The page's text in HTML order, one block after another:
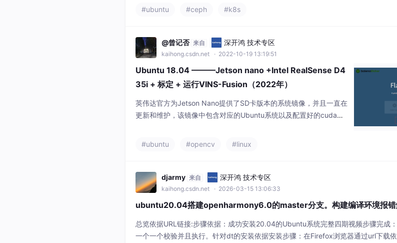
#ubuntu #ceph #k8s
@曾记否 来自 深开鸿 技术专区
kaihong.csdn.net · 2022-10-19 13:19:51
Ubuntu 18.04 ———Jetson nano +Intel RealSense D4
35i + 标定 + 运行VINS-Fusion（2022年）
英伟达官方为Jetson Nano提供了SD卡版本的系统镜像，并且一直在
更新和维护，该镜像中包含对应的Ubuntu系统以及配置好的cuda环
如果我们要进行屏幕显示的启动，除了连接的HDMI显示器，鼠标和
#ubuntu #opencv #linux
djarmy 来自 深开鸿 技术专区
kaihong.csdn.net · 2026-03-15 13:06:33
ubuntu20.04搭建openharmony6.0的master分支。构建编译环境报错
总览依据URL链接:步骤依据：成功安装20.04的Ubuntu系统完整四期视频步骤完成
一个一个校验并且执行。针对dt的安装依据安装步骤：在Firefox浏览器通过url下载